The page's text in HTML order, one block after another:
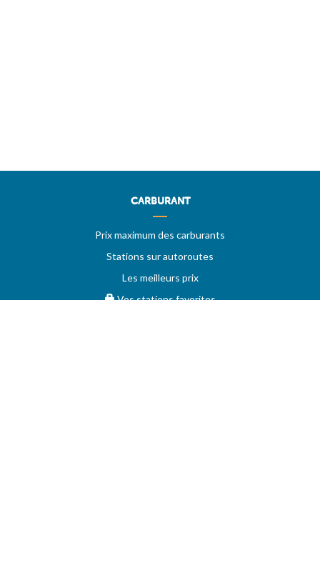
CARBURANT
Prix maximum des carburants
Stations sur autoroutes
Les meilleurs prix
Vos stations favorites